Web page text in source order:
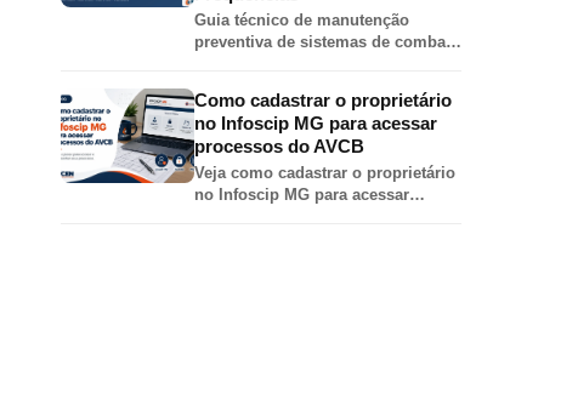
Guia técnico de manutenção
preventiva de sistemas de combate
extintores e alarme por norma.
Como cadastrar o proprietário
no Infoscip MG para acessar
processos do AVCB
Veja como cadastrar o proprietário
no Infoscip MG para acessar